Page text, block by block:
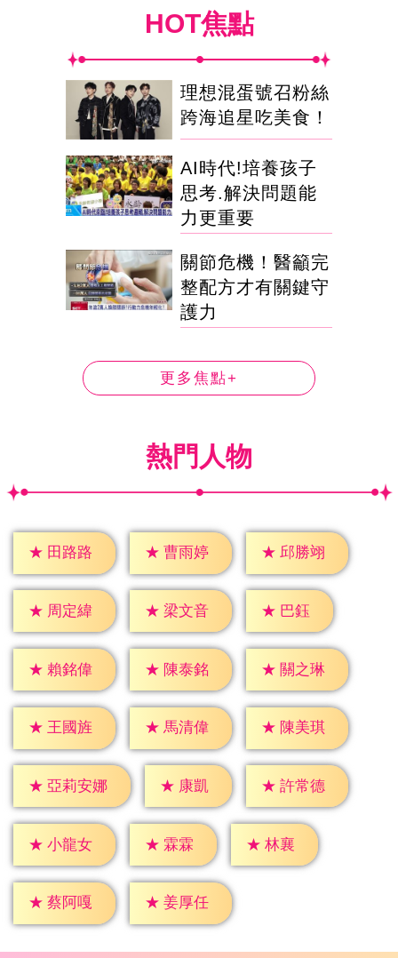
HOT焦點
理想混蛋號召粉絲
跨海追星吃美食！
AI時代!培養孩子
思考.解決問題能
力更重要
關節危機！醫籲完
整配方才有關鍵守
護力
更多焦點+
熱門人物
★ 田路路 ★ 曹雨婷 ★ 邱勝翊
★ 周定緯 ★ 梁文音 ★ 巴鈺
★ 賴銘偉 ★ 陳泰銘 ★ 關之琳
★ 王國旌 ★ 馬清偉 ★ 陳美琪
★ 亞莉安娜 ★ 康凱 ★ 許常德
★ 小龍女 ★ 霖霖 ★ 林襄
★ 蔡阿嘎 ★ 姜厚任